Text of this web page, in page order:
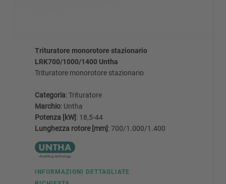
Trituratore monorotore stazionario
LRK700/1000/1400 Untha
Trituratore monorotore stazionario
Categoria: Trituratore
Marchio: Untha
Potenza [kW]: 18,5-44
Lunghezza rotore [mm]: 700/1.000/1.400
INFORMAZIONI DETTAGLIATE